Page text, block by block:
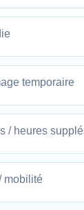
temporaire
/ heures
mobilité